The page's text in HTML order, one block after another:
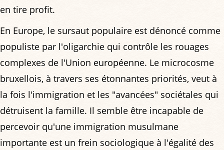
en tire profit.
En Europe, le sursaut populaire est dénoncé comme
populiste par l'oligarchie qui contrôle les rouages
complexes de l'Union européenne. Le microcosme
bruxellois, à travers ses étonnantes priorités, veut à
la fois l'immigration et les "avancées" sociétales qui
détruisent la famille. Il semble être incapable de
percevoir qu'une immigration musulmane
importante est un frein sociologique à l'égalité des